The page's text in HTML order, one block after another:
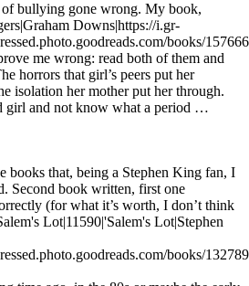
bullying gone wrong. My book,
Downs|https://i.gr-
books/
me wrong: read both of them and
horrors that girl’s peers put her
isolation her mother put her through.
girl and not know what a period …
books that, being a Stephen King fan, I
Second book written, first one
(for what it’s worth, I don’t think
Lot|11590|'Salem's Lot|Stephen
books/